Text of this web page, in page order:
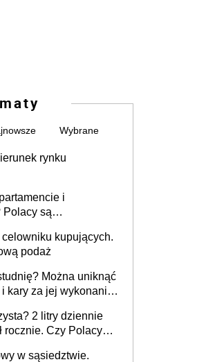
Wybrane
rynku
i
Polacy są
kupujących.
podaż
Można uniknąć
kary za jej wykonanie,
2 litry dziennie
rocznie. Czy Polacy
w sąsiedztwie.